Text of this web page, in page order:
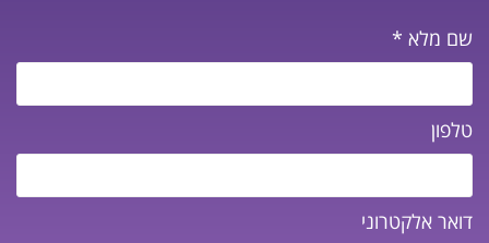
שם מלא *
טלפון
דואר אלקטרוני